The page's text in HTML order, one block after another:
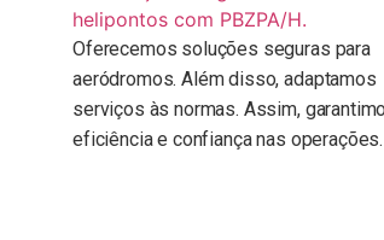
Oferecemos soluções seguras para
aeródromos. Além disso, adaptamos
serviços às normas. Assim,
eficiência e confiança nas operações.